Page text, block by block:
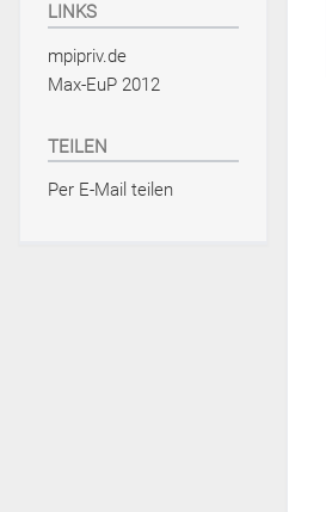
LINKS
mpipriv.de
Max-EuP 2012
TEILEN
Per E-Mail teilen